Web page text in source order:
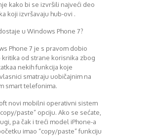
kako bi se izvršili najveći deo
koji izvršavaju hub-ovi .
u Windows Phone 7?
Phone 7 je s pravom dobio
kritika od strane korisnika zbog
nekih funkcija koje
smatraju uobičajnim na
smart telefonima.
novi mobilni operativni sistem
paste” opciju. Ako se sećate,
pa čak i treći model iPhone-a
imao “copy/paste” funkciju